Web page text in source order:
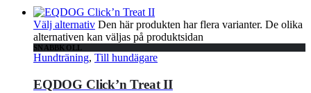
Välj alternativ Den här produkten har flera varianter. De olika
alternativen kan väljas på produktsidan
SNABBKOLL
Hundträning, Till hundägare
EQDOG Click’n Treat II